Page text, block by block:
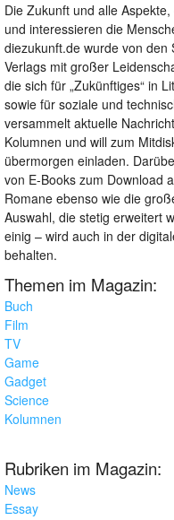
Die Zukunft und alle
und interessieren die
diezukunft.de wurde von den
Verlags mit großer
die sich für „Zukünftiges“ in
sowie für soziale und
versammelt aktuelle
Kolumnen und will zum
übermorgen einladen.
von E-Books zum Download
Romane ebenso wie die
Auswahl, die stetig erweitert
einig – wird auch in der
behalten.
Themen im Magazin:
Buch
Film
TV
Game
Gadget
Science
Kolumnen
Rubriken im Magazin:
News
Essay